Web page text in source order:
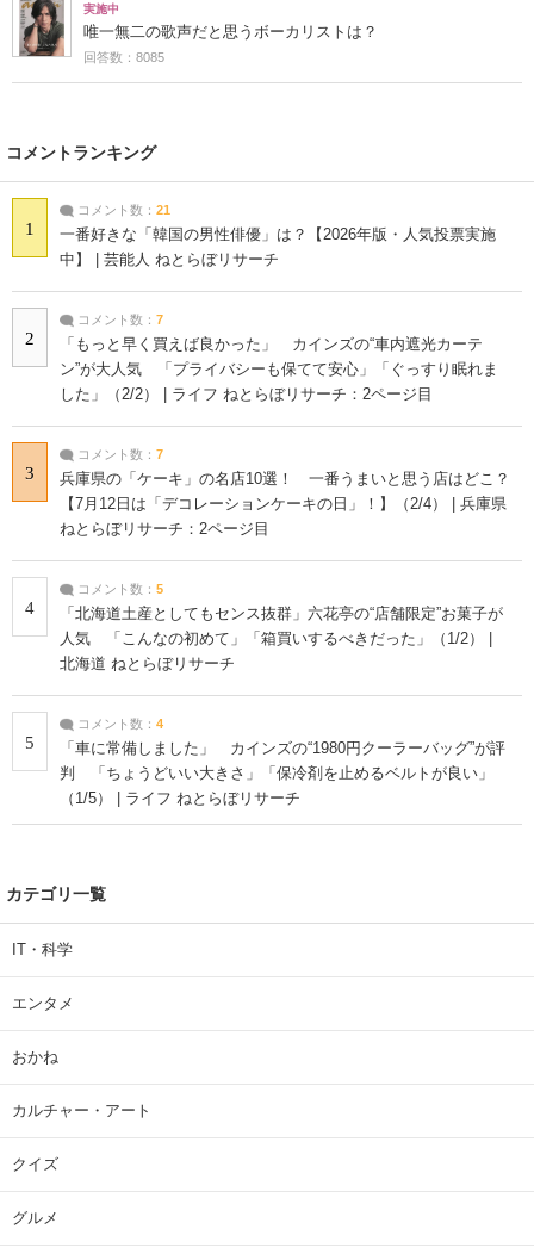
実施中
唯一無二の歌声だと思うボーカリストは？
回答数：8085
コメントランキング
1
コメント数： 21
一番好きな「韓国の男性俳優」は？【2026年版・人気投票実施
中】 | 芸能人 ねとらぼリサーチ
2
コメント数： 7
「もっと早く買えば良かった」 カインズの“車内遮光カーテ
ン”が大人気 「プライバシーも保てて安心」「ぐっすり眠れま
した」（2/2） | ライフ ねとらぼリサーチ：2ページ目
3
コメント数： 7
兵庫県の「ケーキ」の名店10選！ 一番うまいと思う店はどこ？
【7月12日は「デコレーションケーキの日」！】（2/4） | 兵庫県
ねとらぼリサーチ：2ページ目
4
コメント数： 5
「北海道土産としてもセンス抜群」六花亭の“店舗限定”お菓子が
人気 「こんなの初めて」「箱買いするべきだった」（1/2） |
北海道 ねとらぼリサーチ
5
コメント数： 4
「車に常備しました」 カインズの“1980円クーラーバッグ”が評
判 「ちょうどいい大きさ」「保冷剤を止めるベルトが良い」
（1/5） | ライフ ねとらぼリサーチ
カテゴリ一覧
IT・科学
エンタメ
おかね
カルチャー・アート
クイズ
グルメ